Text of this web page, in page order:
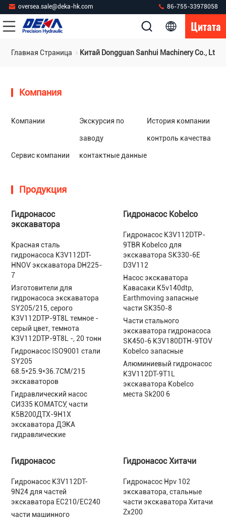
oversea.sale@deka-hk.com 86-755-33978058
Цитата
Главная Страница Китай Dongguan Sanhui Machinery Co., Ltd.
Компания
Компании Экскурсия по
заводу
История компании
контроль качества
Сервис компании контактные данные
Продукция
Гидронасос
экскаватора
Красная сталь
гидронасоса K3V112DT-
HNOV экскаватора DH225-
7
Изготовители для
гидронасоса экскаватора
SY205/215, серого
K3V112DTP-9T8L темное -
серый цвет, темнота
K3V112DTP-9T8L -, 20 тонн
Гидронасос ISO9001 стали
SY205
68.5*25.9*36.7CM/215
экскаваторов
Гидравлический насос
СИ335 КОМАТСУ, части
К5В200ДТХ-9Н1Х
экскаватора ДЭКА
гидравлические
Гидронасос Kobelco
Гидронасос K3V112DTP-
9TBR Kobelco для
экскаватора SK330-6E
D3V112
Насос экскаватора
Кавасаки K5v140dtp,
Earthmoving запасные
части SK350-8
Части стального
экскаватора гидронасоса
SK450-6 K3V180DTH-9TOV
Kobelco запасные
Алюминиевый гидронасос
K3V112DT-9T1L
экскаватора Kobelco
места Sk200 6
Гидронасос
Гидронасос K3V112DT-
9N24 для частей
экскаватора EC210/EC240
части машинного
Гидронасос Хитачи
Гидронасос Hpv 102
экскаватора, стальные
части экскаватора Хитачи
Zx200